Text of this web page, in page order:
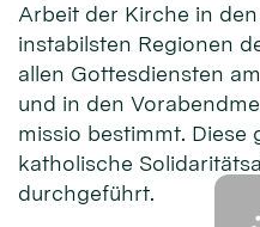
Arbeit der Kirche in
instabilsten Regionen
allen Gottesdiensten
und in den
missio bestimmt. Diese
katholische
durchgeführt.